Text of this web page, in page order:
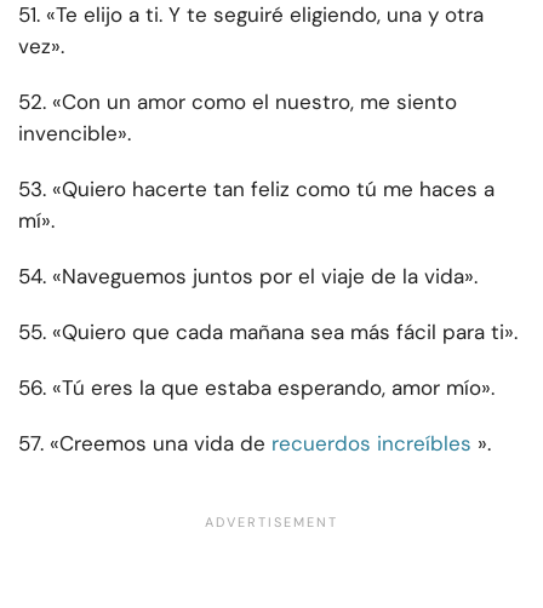
51. «Te elijo a ti. Y te seguiré eligiendo, una y otra
vez».
52. «Con un amor como el nuestro, me siento
invencible».
53. «Quiero hacerte tan feliz como tú me haces a
mí».
54. «Naveguemos juntos por el viaje de la vida».
55. «Quiero que cada mañana sea más fácil para ti».
56. «Tú eres la que estaba esperando, amor mío».
57. «Creemos una vida de recuerdos increíbles ».